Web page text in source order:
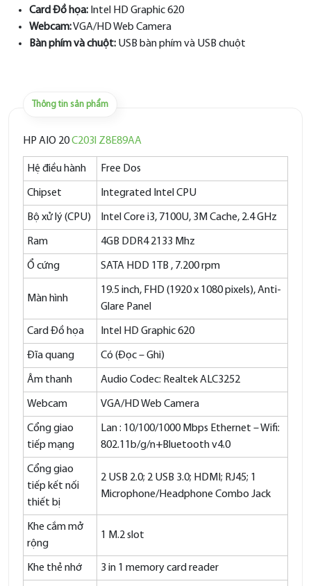
Card Đồ họa: Intel HD Graphic 620
Webcam:VGA/HD Web Camera
Bàn phím và chuột: USB bàn phím và USB chuột
Thông tin sản phẩm
HP AIO 20C203l Z8E89AA
Hệ điều hành Free Dos
Chipset Integrated Intel CPU
Bộ xử lý (CPU) Intel Core i3, 7100U, 3M Cache, 2.4 GHz
Ram 4GB DDR4 2133 Mhz
Ổ cứng SATA HDD 1TB , 7.200 rpm
Màn hình
19.5 inch, FHD (1920 x 1080 pixels), Anti-
Glare Panel
Card Đồ họa Intel HD Graphic 620
Đĩa quang Có (Đọc – Ghi)
Âm thanh Audio Codec: Realtek ALC3252
Webcam VGA/HD Web Camera
Cổng giao
tiếp mạng
Lan : 10/100/1000 Mbps Ethernet – Wifi:
802.11b/g/n+Bluetooth v4.0
Cổng giao
tiếp kết nối
thiết bị
2 USB 2.0; 2 USB 3.0; HDMI; RJ45; 1
Microphone/Headphone Combo Jack
Khe cắm mở
rộng
1 M.2 slot
Khe thẻ nhớ 3 in 1 memory card reader